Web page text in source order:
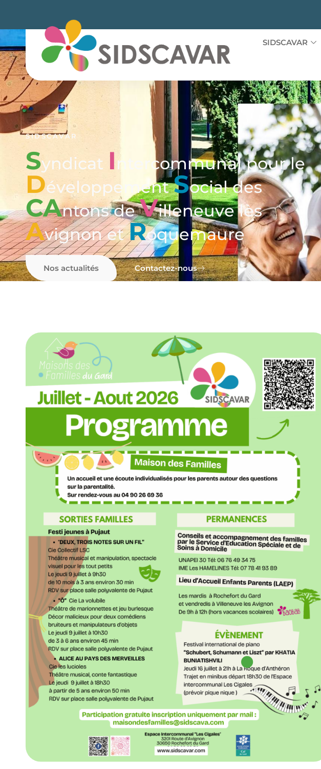
SIDSCAVAR
SIDSCAVAR
Syndicat Intercommunal pour le
DéveloppementSocial des
CAntons deVilleneuve lès
Avignon etRoquemaure
Nos actualités Contactez-nous